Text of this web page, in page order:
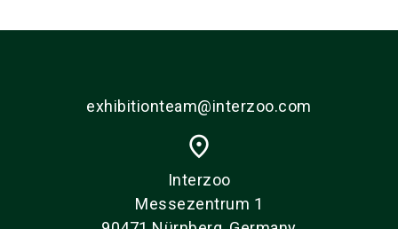
exhibitionteam@interzoo.com
place
Interzoo
Messezentrum 1